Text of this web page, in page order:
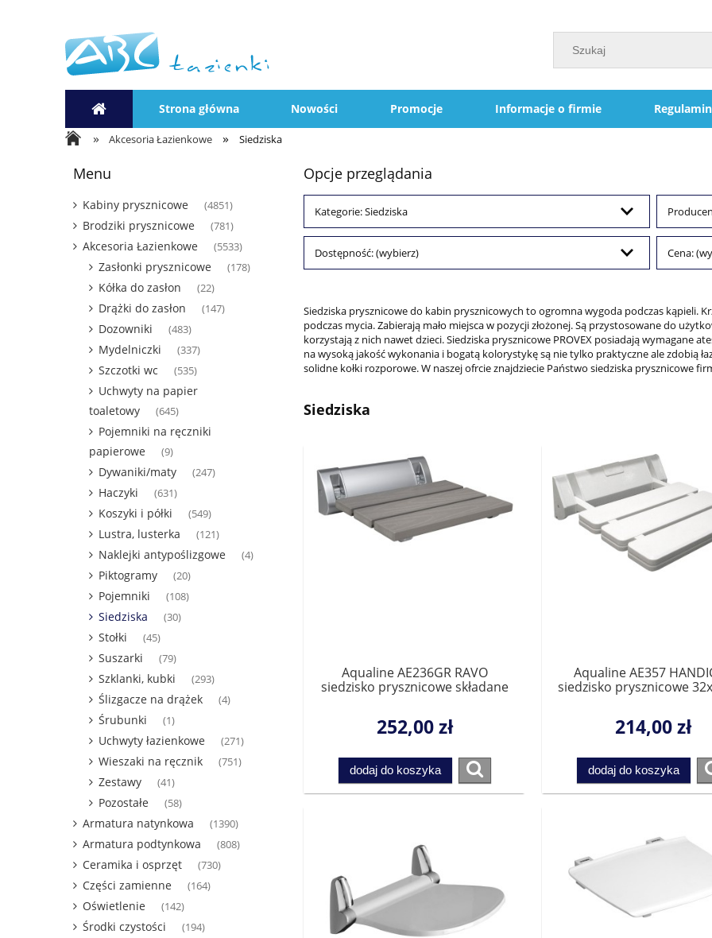
Strona główna Nowości Promocje Informacje o firmie Regulamin
» Akcesoria Łazienkowe » Siedziska
Menu
Kabiny prysznicowe (4851)
Brodziki prysznicowe (781)
Akcesoria Łazienkowe (5533)
Zasłonki prysznicowe (178)
Kółka do zasłon (22)
Drążki do zasłon (147)
Dozowniki (483)
Mydelniczki (337)
Szczotki wc (535)
Uchwyty na papier
toaletowy
(645)
Pojemniki na ręczniki
papierowe
(9)
Dywaniki/maty (247)
Haczyki (631)
Koszyki i półki (549)
Lustra, lusterka (121)
Naklejki antypoślizgowe (4)
Piktogramy (20)
Pojemniki (108)
Siedziska (30)
Stołki (45)
Suszarki (79)
Szklanki, kubki (293)
Ślizgacze na drążek (4)
Śrubunki (1)
Uchwyty łazienkowe (271)
Wieszaki na ręcznik (751)
Zestawy (41)
Pozostałe (58)
Armatura natynkowa (1390)
Armatura podtynkowa (808)
Ceramika i osprzęt (730)
Części zamienne (164)
Oświetlenie (142)
Środki czystości (194)
Opcje przeglądania
Kategorie: Siedziska
Dostępność: (wybierz) Cena:
Siedziska prysznicowe do kabin prysznicowych to ogromna wygoda podczas kąpieli.
podczas mycia. Zabierają mało miejsca w pozycji złożonej. Są przystosowane do
korzystają z nich nawet dzieci. Siedziska prysznicowe PROVEX posiadają wymagane
na wysoką jakość wykonania i bogatą kolorystykę są nie tylko praktyczne ale zdobią
solidne kołki rozporowe. W naszej ofrcie znajdziecie Państwo siedziska prysznicowe
Siedziska
Aqualine AE236GR RAVO
siedzisko prysznicowe składane
252,00 zł
dodaj do koszyka
Aqualine AE357
siedzisko prysznicowe
214,00 zł
dodaj do koszyka